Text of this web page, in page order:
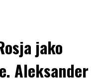
jako
Aleksander